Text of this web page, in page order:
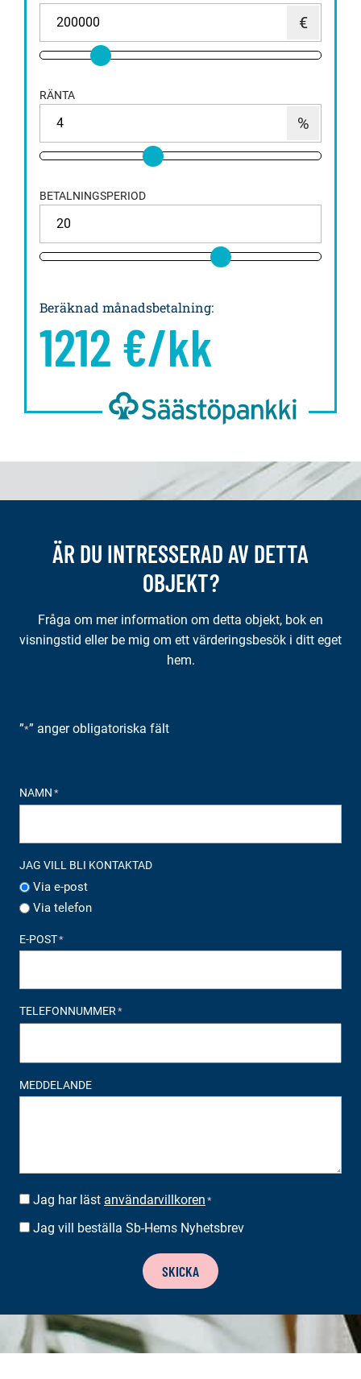
RÄNTA
BETALNINGSPERIOD
Beräknad månadsbetalning:
1212 €/kk
ÄR DU INTRESSERAD AV DETTA
OBJEKT?
Fråga om mer information om detta objekt, bok en
visningstid eller be mig om ett värderingsbesök i ditt eget
hem.
”*” anger obligatoriska fält
NAMN *
JAG VILL BLI KONTAKTAD
Via e-post
Via telefon
E-POST*
TELEFONNUMMER*
MEDDELANDE
SUOSTUMUS *
Jag har läst användarvillkoren *
BESTÄLLA
Jag vill beställa Sb-Hems Nyhetsbrev
SKICKA